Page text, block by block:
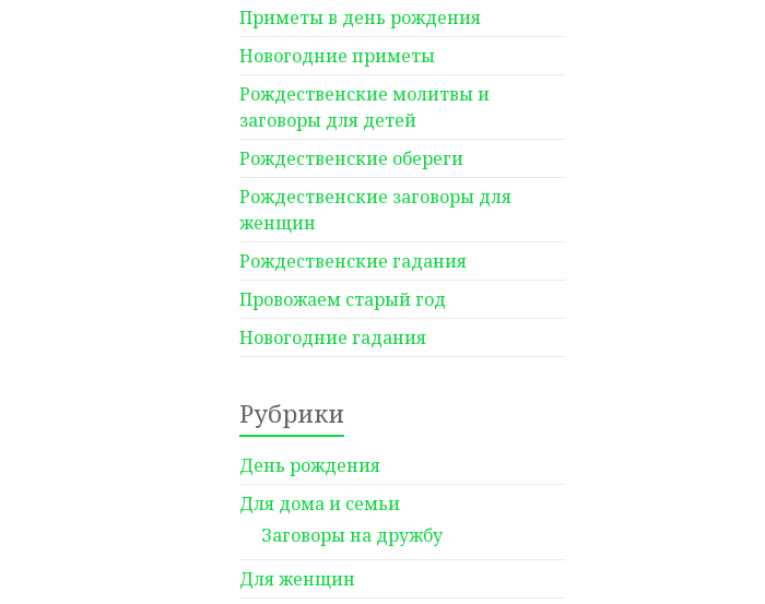
Приметы в день рождения
Новогодние приметы
Рождественские молитвы и
заговоры для детей
Рождественские обереги
Рождественские заговоры для
женщин
Рождественские гадания
Провожаем старый год
Новогодние гадания
Рубрики
День рождения
Для дома и семьи
Заговоры на дружбу
Для женщин